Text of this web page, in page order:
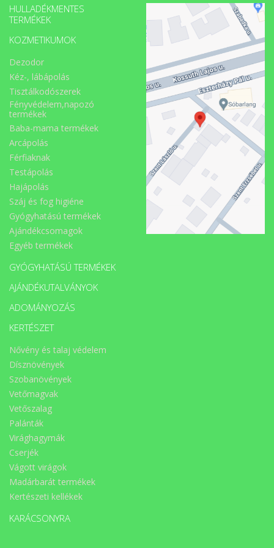
HULLADÉKMENTES
TERMÉKEK
KOZMETIKUMOK
Dezodor
Kéz-, lábápolás
Tisztálkodószerek
Fényvédelem,napozó
termékek
Baba-mama termékek
Arcápolás
Férfiaknak
Testápolás
Hajápolás
Száj és fog higiéne
Gyógyhatású termékek
Ajándékcsomagok
Egyéb termékek
GYÓGYHATÁSÚ TERMÉKEK
AJÁNDÉKUTALVÁNYOK
ADOMÁNYOZÁS
KERTÉSZET
Nővény és talaj védelem
Dísznövények
Szobanövények
Vetőmagvak
Vetőszalag
Palánták
Virághagymák
Cserjék
Vágott virágok
Madárbarát termékek
Kertészeti kellékek
KARÁCSONYRA